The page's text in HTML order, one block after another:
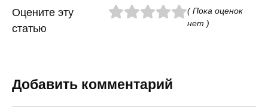
Оцените эту
статью
( Пока оценок
нет )
Добавить комментарий